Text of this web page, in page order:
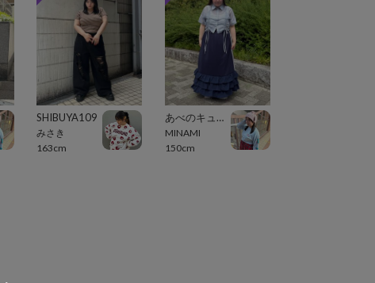
SHIBUYA109
みさき
163cm
あべのキューズモール（109ABENO）
MINAMI
150cm